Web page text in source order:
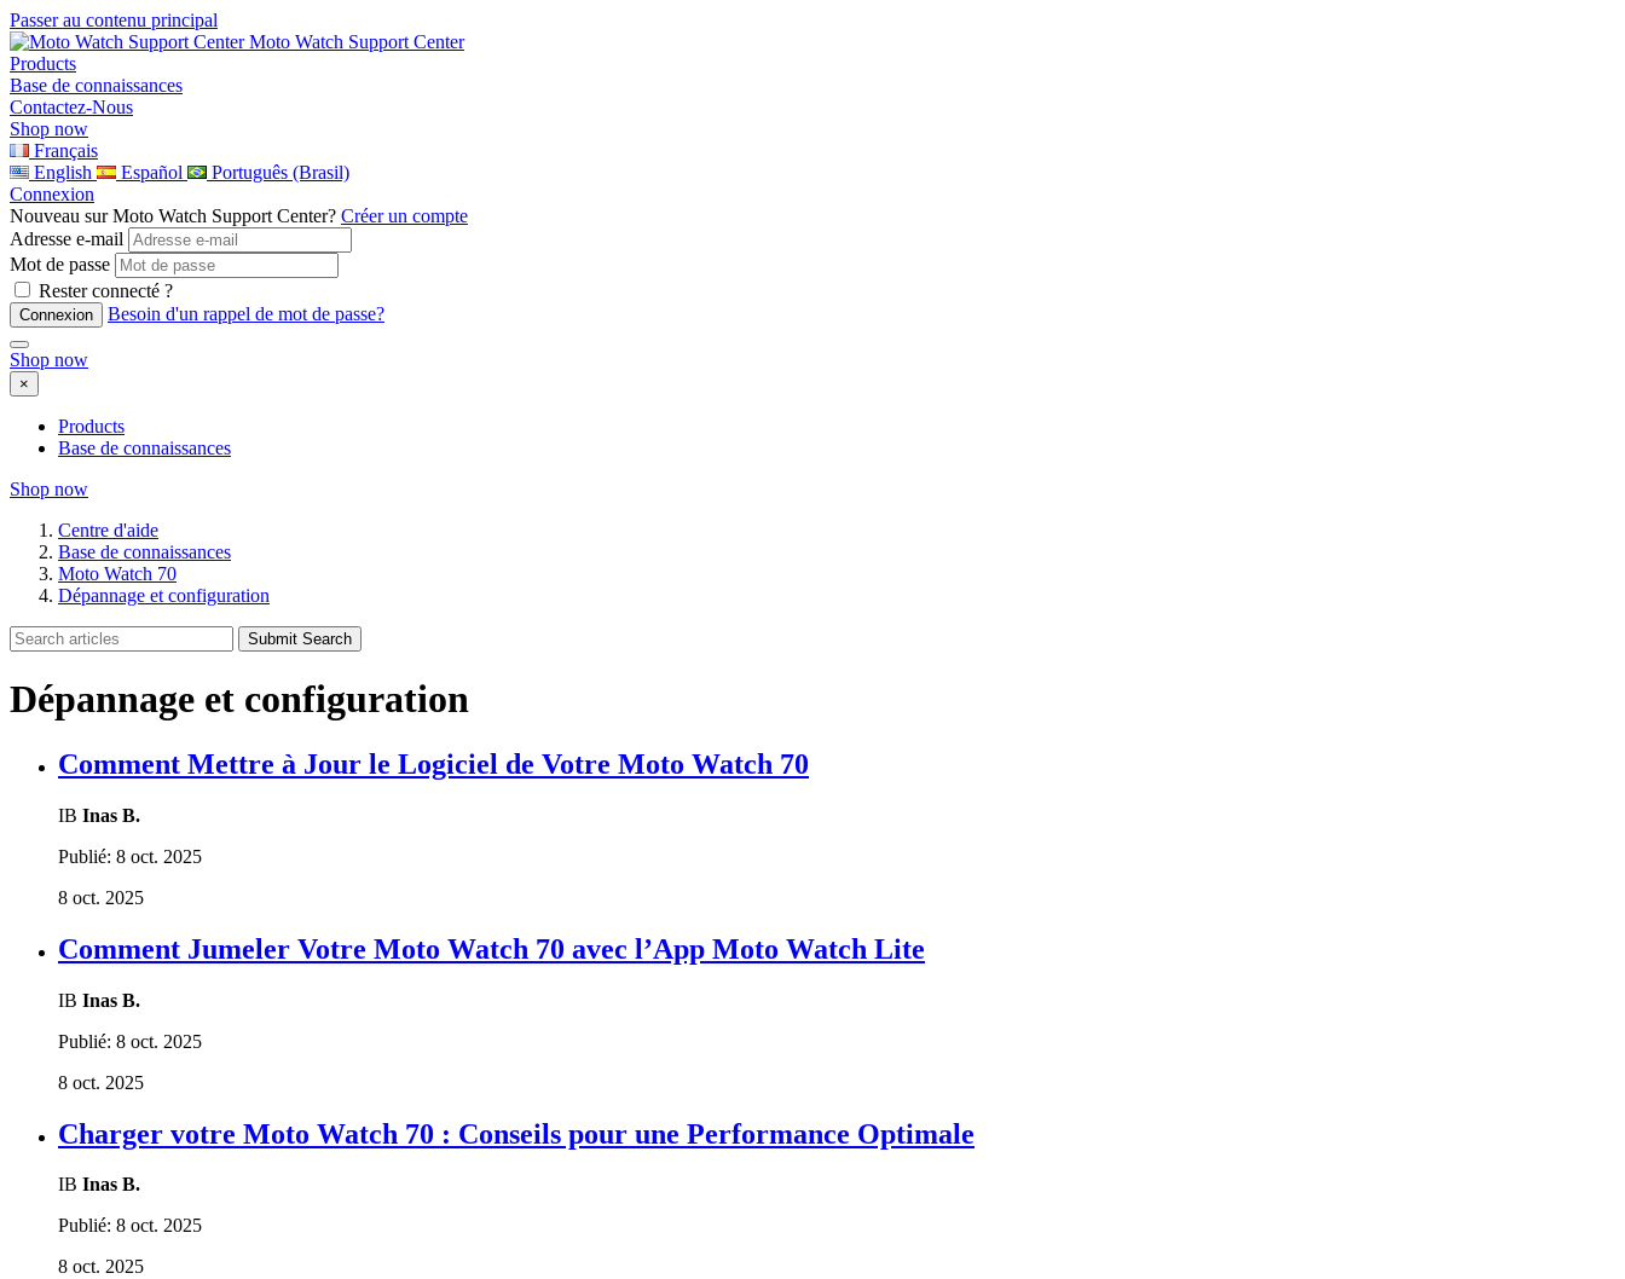
Passer au contenu principal
Moto Watch Support Center
Products
Base de connaissances
Contactez-Nous
Shop now
Français
English
Español
Português (Brasil)
Connexion
Nouveau sur Moto Watch Support Center? Créer un compte
Adresse e-mail
Mot de passe
Rester connecté ?
Besoin d'un rappel de mot de passe?
Shop now
×
Products
Base de connaissances
Shop now
Centre d'aide
Base de connaissances
Moto Watch 70
Dépannage et configuration
Submit Search
Dépannage et configuration
Comment Mettre à Jour le Logiciel de Votre Moto Watch 70
IB Inas B.
Publié: 8 oct. 2025
8 oct. 2025
Comment Jumeler Votre Moto Watch 70 avec l’App Moto Watch Lite
IB Inas B.
Publié: 8 oct. 2025
8 oct. 2025
Charger votre Moto Watch 70 : Conseils pour une Performance Optimale
IB Inas B.
Publié: 8 oct. 2025
8 oct. 2025